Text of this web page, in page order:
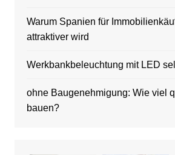
Warum Spanien für
attraktiver wird
Werkbankbeleuchtung mit LED
ohne Baugenehmigung: Wie viel
bauen?